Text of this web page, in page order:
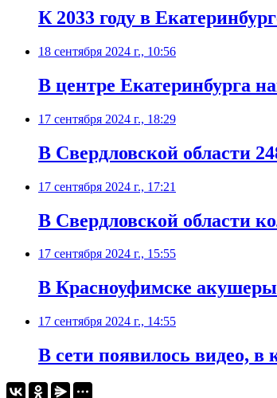
К 2033 году в
18 сентября 2024 г., 10:56
В центре Екатеринбурга
17 сентября 2024 г., 18:29
В Свердловской области
17 сентября 2024 г., 17:21
В Свердловской области
17 сентября 2024 г., 15:55
В Красноуфимске
17 сентября 2024 г., 14:55
В сети появилось видео, в